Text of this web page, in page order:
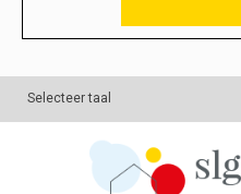
Selecteer taal